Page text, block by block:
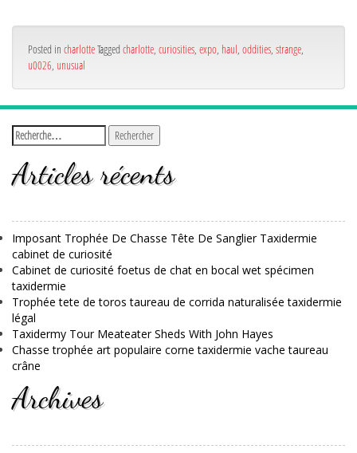
Posted in charlotteTagged charlotte curiosities expo haul oddities strange
u0026 unusual
Articles récents
Imposant Trophée De Chasse Tête De Sanglier Taxidermie
cabinet de curiosité
Cabinet de curiosité foetus de chat en bocal wet spécimen
taxidermie
Trophée tete de toros taureau de corrida naturalisée taxidermie
légal
Taxidermy Tour Meateater Sheds With John Hayes
Chasse trophée art populaire corne taxidermie vache taureau
crâne
Archives